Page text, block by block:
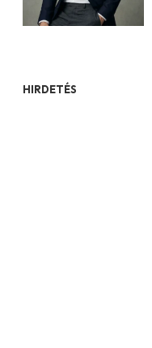
HIRDETÉS